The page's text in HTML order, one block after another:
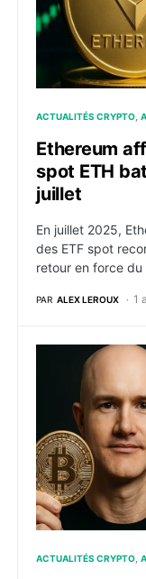
ACTUALITÉS CRYPTO
Ethereum
spot ETH
juillet
En juillet 2025,
des ETF spot
retour en force du
PAR ALEX LEROUX 1
Coinbase
ACTUALITÉS CRYPTO